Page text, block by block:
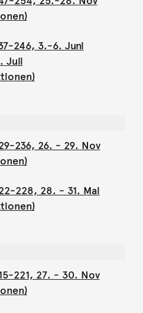
246, 3.-6. Juni
Juli
236, 26. - 29. Nov
228, 28. - 31. Mai
221, 27. - 30. Nov